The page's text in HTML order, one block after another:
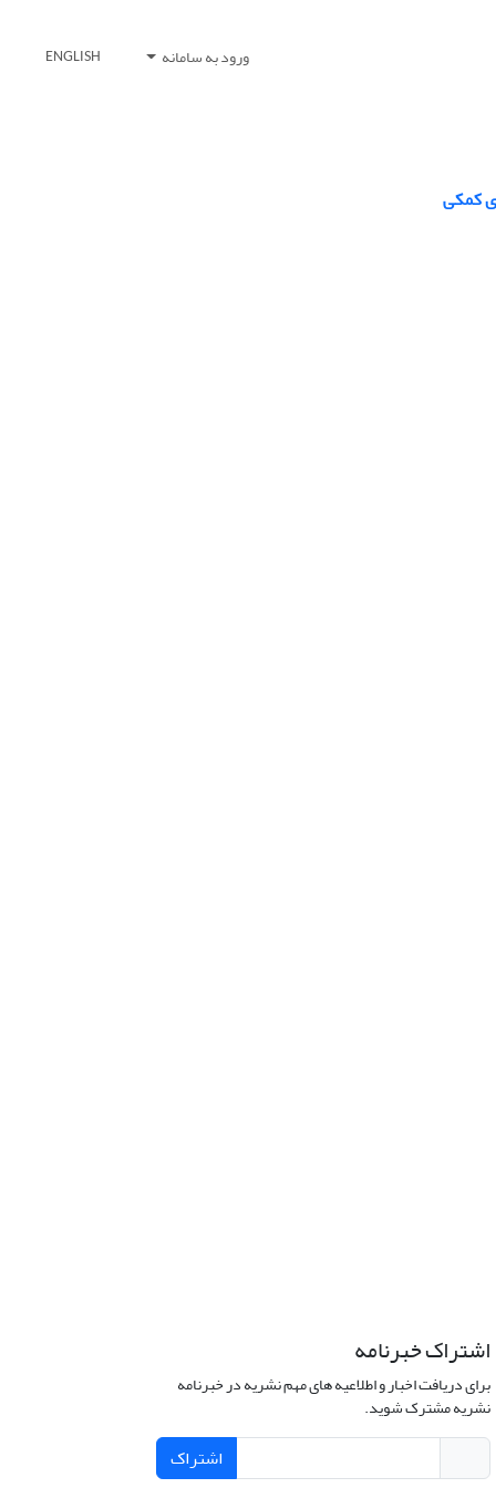
ورود به سامانه ENGLISH
کمکی
اشتراک خبرنامه
برای دریافت اخبار و اطلاعیه های مهم نشریه در خبرنامه
نشریه مشترک شوید.
اشتراک